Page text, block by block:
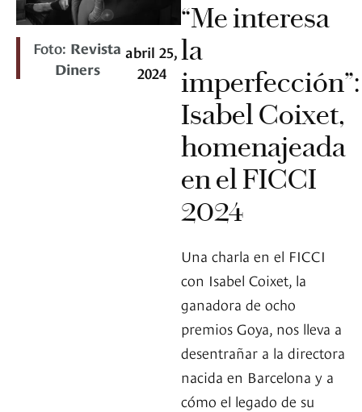
Foto: Revista
Diners
abril 25,
2024
“Me interesa
la
imperfección”:
Isabel Coixet,
homenajeada
en el FICCI
2024
Una charla en el FICCI
con Isabel Coixet, la
ganadora de ocho
premios Goya, nos lleva a
desentrañar a la directora
nacida en Barcelona y a
cómo el legado de su